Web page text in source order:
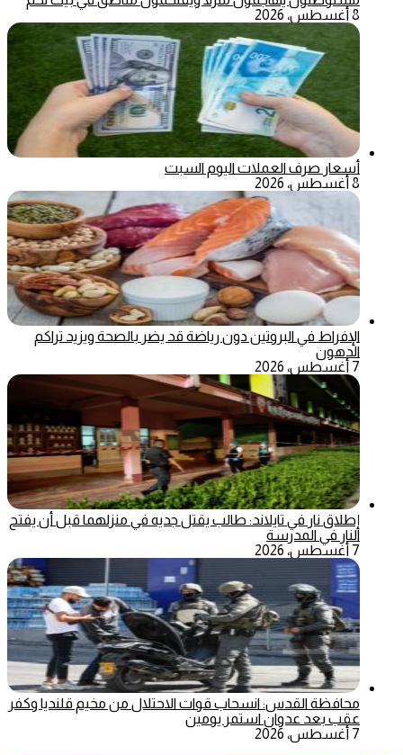
8 أغسطس، 2026
أسعار صرف العملات اليوم السبت
8 أغسطس، 2026
الإفراط في البروتين دون رياضة قد يضر بالصحة ويزيد تراكم
الدهون
7 أغسطس، 2026
إطلاق نار في تايلاند: طالب يقتل جديه في منزلهما قبل أن يفتح
النار في المدرسة
7 أغسطس، 2026
محافظة القدس: انسحاب قوات الاحتلال من مخيم قلنديا وكفر
عقب بعد عدوان استمر يومين
7 أغسطس، 2026